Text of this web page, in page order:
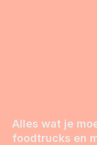
Alles wat je
foodtrucks en